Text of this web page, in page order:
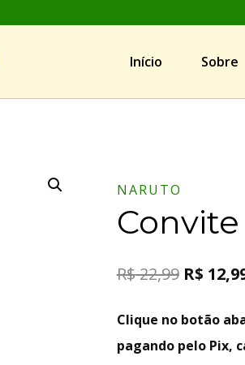
Início Sobre
NARUTO
R$22,99 R$
Clique no botão
pagando pelo Pix,